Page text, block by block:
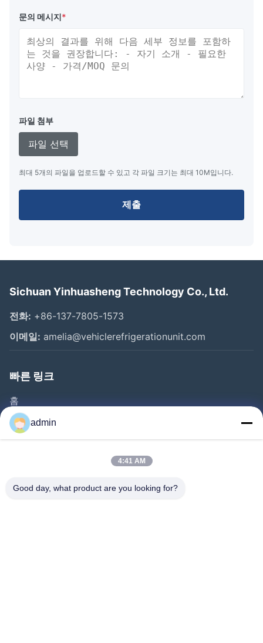
문의 메시지*
파일 첨부
파일 선택
최대 5개의 파일을 업로드할 수 있고 각 파일 크기는 최대 10M입니다.
제출
Sichuan Yinhuasheng Technology Co., Ltd.
전화: +86-137-7805-1573
이메일: amelia@vehiclerefrigerationunit.com
빠른 링크
홈
제품
비디오
공장 견학
admin
4:41 AM
Good day, what product are you looking for?